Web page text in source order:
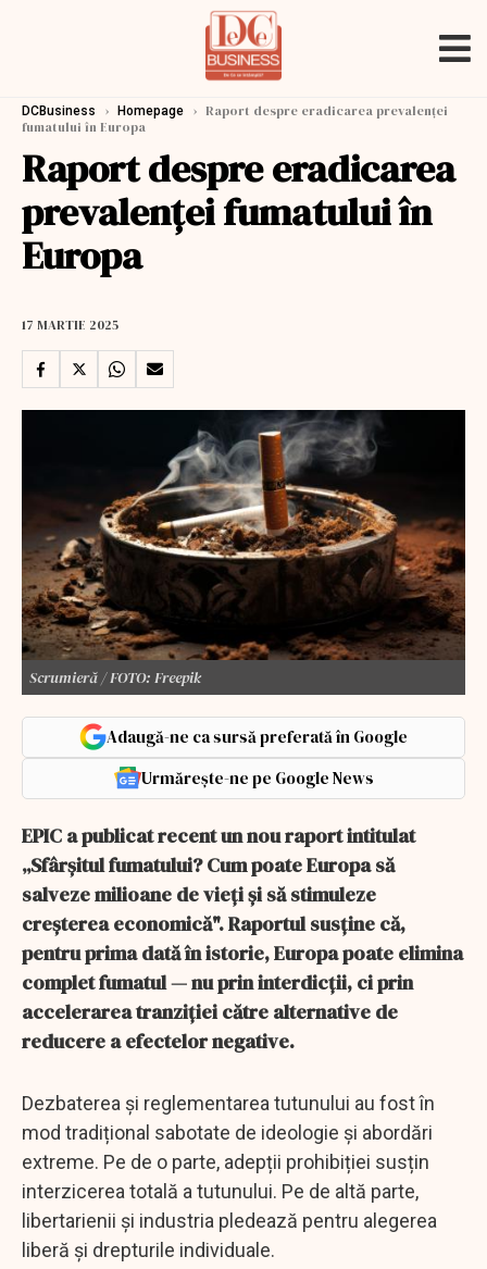
DCBusiness › Homepage › Raport despre eradicarea prevalenței
fumatului în Europa
Raport despre eradicarea
prevalenței fumatului în
Europa
17 MARTIE 2025
Scrumieră / FOTO: Freepik
Adaugă-ne ca sursă preferată în Google
Urmărește-ne pe Google News
EPIC a publicat recent un nou raport intitulat
„Sfârșitul fumatului? Cum poate Europa să
salveze milioane de vieți și să stimuleze
creșterea economică". Raportul susține că,
pentru prima dată în istorie, Europa poate elimina
complet fumatul — nu prin interdicții, ci prin
accelerarea tranziției către alternative de
reducere a efectelor negative.
Dezbaterea și reglementarea tutunului au fost în
mod tradițional sabotate de ideologie și abordări
extreme. Pe de o parte, adepții prohibiției susțin
interzicerea totală a tutunului. Pe de altă parte,
libertarienii și industria pledează pentru alegerea
liberă și drepturile individuale.